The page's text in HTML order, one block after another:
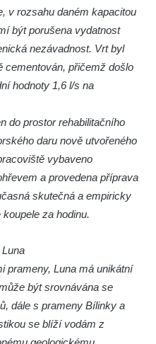
v Lázních
Bělé
pod
nad
u
v rozsahu daném kapacitou
být porušena vydatnost
nezávadnost. Vrt byl
cementován, přičemž došlo
hodnoty 1,6 l/s na
do prostor rehabilitačního
daru nově utvořeného
vybaveno
a provedena příprava
skutečná a empiricky
za hodinu.
prameny, Luna má unikátní
být srovnávána se
dále s prameny Bílinky a
se blíží vodám z